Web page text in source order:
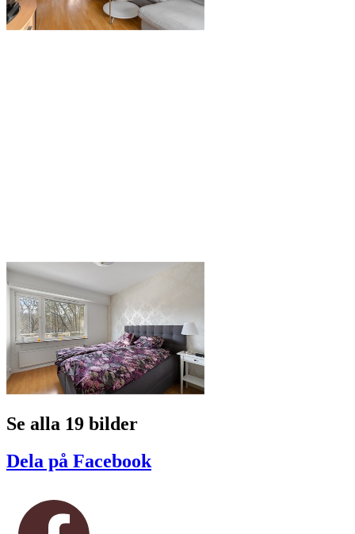
Se alla 19 bilder
Dela på Facebook